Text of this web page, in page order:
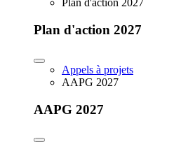
Plan d'action 2027
Plan d'action 2027
Appels à projets
AAPG 2027
AAPG 2027